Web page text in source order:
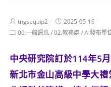
Post
author:
tngsequip2
Post
published:
2025-05-16
Post00.一般訊息 /02.教務處 /A.發布單
中央研究院訂於114年5
新北市金山高級中學大